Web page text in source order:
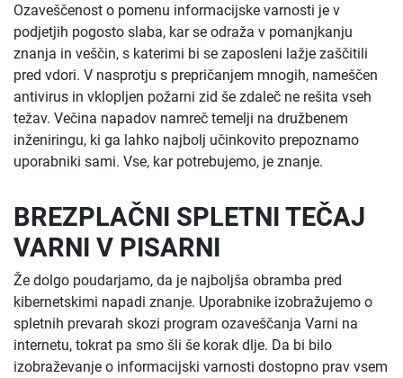
Ozaveščenost o pomenu informacijske varnosti je v
podjetjih pogosto slaba, kar se odraža v pomanjkanju
znanja in veščin, s katerimi bi se zaposleni lažje zaščitili
pred vdori. V nasprotju s prepričanjem mnogih, nameščen
antivirus in vklopljen požarni zid še zdaleč ne rešita vseh
težav. Večina napadov namreč temelji na družbenem
inženiringu, ki ga lahko najbolj učinkovito prepoznamo
uporabniki sami. Vse, kar potrebujemo, je znanje.
BREZPLAČNI SPLETNI TEČAJ
VARNI V PISARNI
Že dolgo poudarjamo, da je najboljša obramba pred
kibernetskimi napadi znanje. Uporabnike izobražujemo o
spletnih prevarah skozi program ozaveščanja Varni na
internetu, tokrat pa smo šli še korak dlje. Da bi bilo
izobraževanje o informacijski varnosti dostopno prav vsem